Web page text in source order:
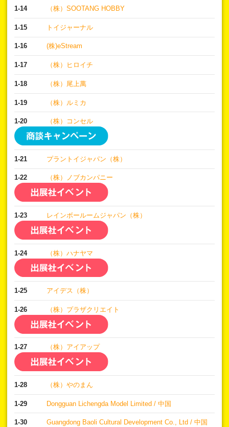
1-14 （株）SOOTANG HOBBY
1-15 トイジャーナル
1-16 (株)eStream
1-17 （株）ヒロイチ
1-18 （株）尾上萬
1-19 （株）ルミカ
1-20 （株）コンセル
1-21 プラントイジャパン（株）
1-22 （株）ノブカンパニー
1-23 レインボールームジャパン（株）
1-24 （株）ハナヤマ
1-25 アイデス（株）
1-26 （株）プラザクリエイト
1-27 （株）アイアップ
1-28 （株）やのまん
1-29 Dongguan Lichengda Model Limited / 中国
1-30 Guangdong Baoli Cultural Development Co., Ltd / 中国